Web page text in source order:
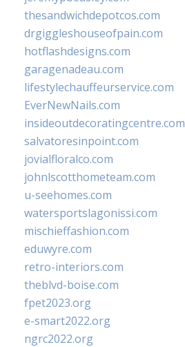
thesandwichdepotcos.com
drgiggleshouseofpain.com
hotflashdesigns.com
garagenadeau.com
lifestylechauffeurservice.com
EverNewNails.com
insideoutdecoratingcentre.com
salvatoresinpoint.com
jovialfloralco.com
johnlscotthometeam.com
u-seehomes.com
watersportslagonissi.com
mischieffashion.com
eduwyre.com
retro-interiors.com
theblvd-boise.com
fpet2023.org
e-smart2022.org
ngrc2022.org